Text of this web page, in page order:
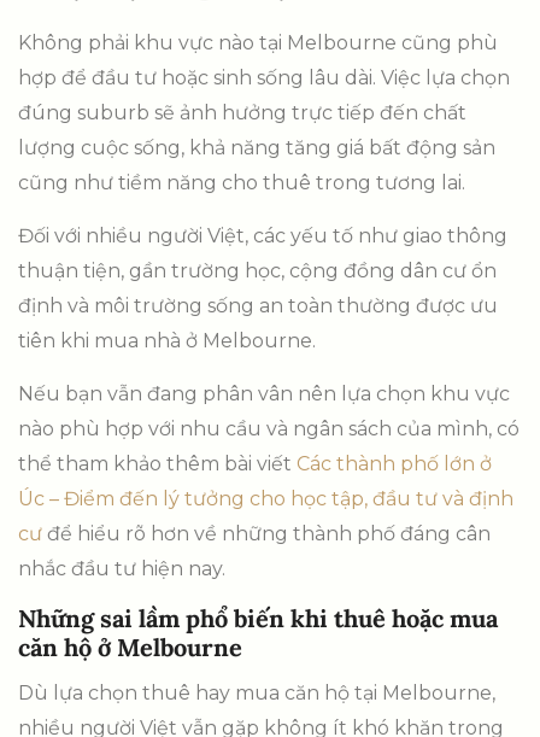
Không phải khu vực nào tại Melbourne cũng phù
hợp để đầu tư hoặc sinh sống lâu dài. Việc lựa chọn
đúng suburb sẽ ảnh hưởng trực tiếp đến chất
lượng cuộc sống, khả năng tăng giá bất động sản
cũng như tiềm năng cho thuê trong tương lai.
Đối với nhiều người Việt, các yếu tố như giao thông
thuận tiện, gần trường học, cộng đồng dân cư ổn
định và môi trường sống an toàn thường được ưu
tiên khi mua nhà ở Melbourne.
Nếu bạn vẫn đang phân vân nên lựa chọn khu vực
nào phù hợp với nhu cầu và ngân sách của mình, có
thể tham khảo thêm bài viết Các thành phố lớn ở
Úc – Điểm đến lý tưởng cho học tập, đầu tư và định
cư để hiểu rõ hơn về những thành phố đáng cân
nhắc đầu tư hiện nay.
Những sai lầm phổ biến khi thuê hoặc mua
căn hộ ở Melbourne
Dù lựa chọn thuê hay mua căn hộ tại Melbourne,
nhiều người Việt vẫn gặp không ít khó khăn trong